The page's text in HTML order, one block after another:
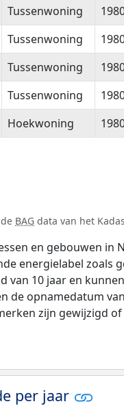
Tussenwoning
Tussenwoning
Tussenwoning
Tussenwoning
Hoekwoning
BAG data van het
en gebouwen in
energielabel zoals
10 jaar en
de opnamedatum
zijn gewijzigd
per jaar